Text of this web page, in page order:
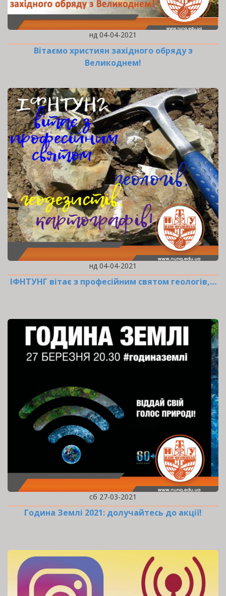
нд 04-04-2021
Вітаємо християн західного обряду з
Великоднем!
нд 04-04-2021
ІФНТУНГ вітає з професійним святом геологів,…
сб 27-03-2021
Година Землі 2021: долучайтесь до акції!